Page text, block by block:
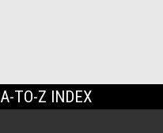
TO-Z INDEX